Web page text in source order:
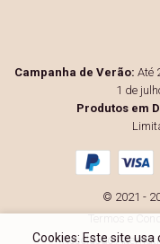
Campanha de Verão: Até
1 de
Produtos em
© 2021 -
Resolução
Cookies: Este site